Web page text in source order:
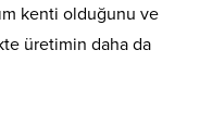
kenti olduğunu ve
üretimin daha da